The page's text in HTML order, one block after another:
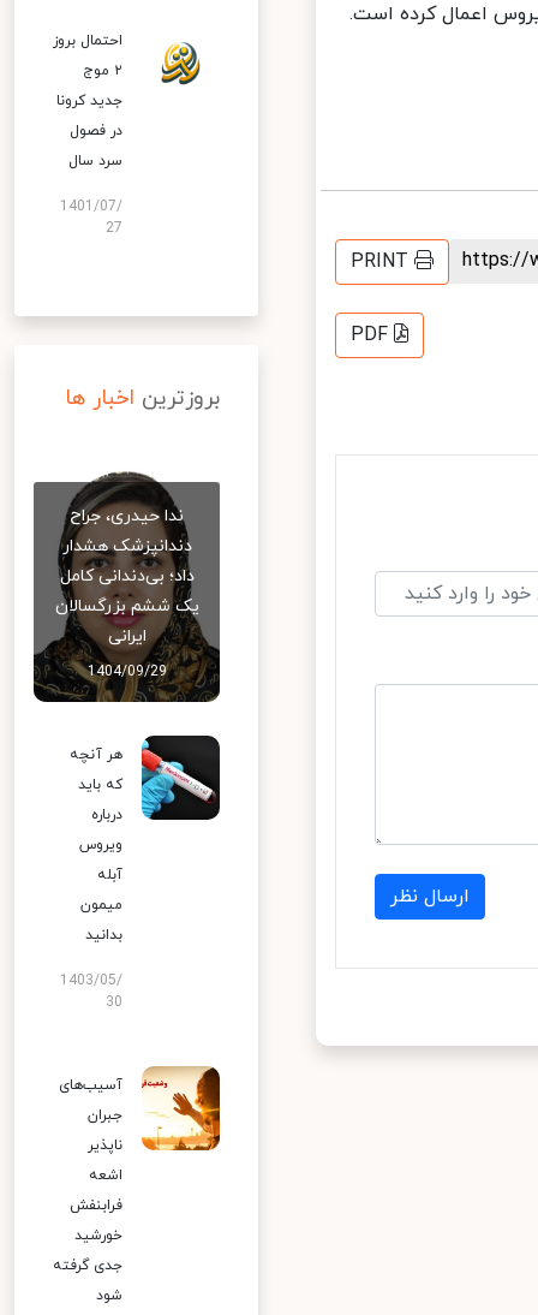
اعمال کرده است.
PRINT
PDF
ارسال نظر
احتمال بروز
۲ موج
جدید کرونا
در فصول
سرد سال
1401/07/
27
بروزترین اخبار ها
ندا حیدری، جراح
دندانپزشک هشدار
داد؛ بی‌دندانی کامل
یک ششم بزرگسالان
ایرانی
1404/09/29
هر آنچه
که باید
درباره
ویروس
آبله
میمون
بدانید
1403/05/
30
آسیب‌های
جبران
ناپذیر
اشعه
فرابنفش
خورشید
جدی گرفته
شود